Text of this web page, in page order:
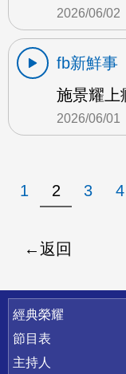
2026/06/02
fb新鮮事
施景耀上
2026/06/01
1 2 3 4
返回
快速連結
經典榮耀
節目表
主持人